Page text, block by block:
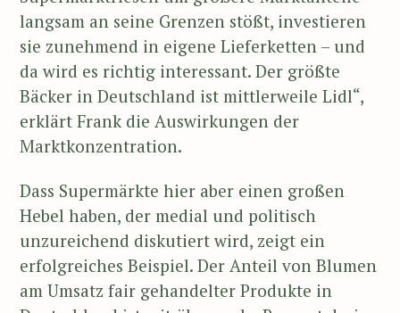
langsam an seine Grenzen stößt, investieren
sie zunehmend in eigene Lieferketten – und
da wird es richtig interessant. Der größte
Bäcker in Deutschland ist mittlerweile Lidl“,
erklärt Frank die Auswirkungen der
Marktkonzentration.
Dass Supermärkte hier aber einen großen
Hebel haben, der medial und politisch
unzureichend diskutiert wird, zeigt ein
erfolgreiches Beispiel. Der Anteil von Blumen
am Umsatz fair gehandelter Produkte in